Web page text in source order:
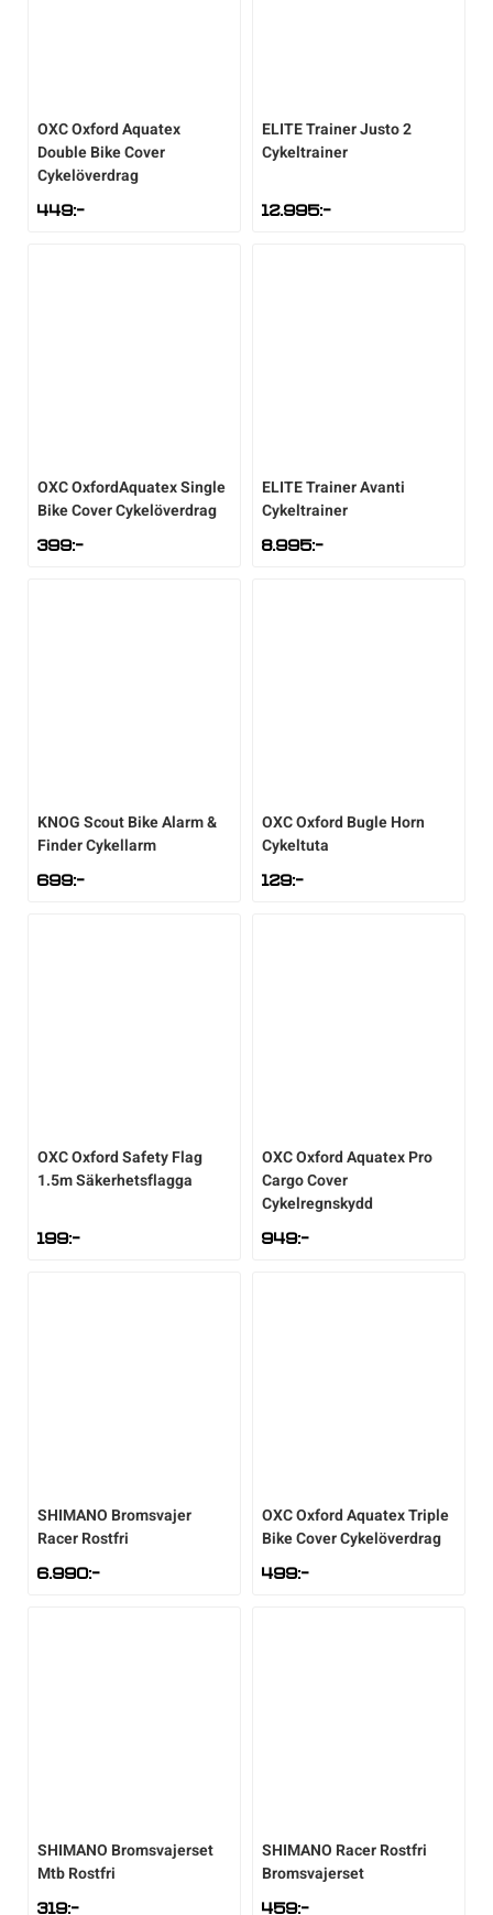
OXCOxford Aquatex
Double Bike Cover
Cykelöverdrag
449:-
ELITETrainer Justo 2
Cykeltrainer
12.995:-
OXCOxfordAquatex Single
Bike Cover Cykelöverdrag
399:-
ELITETrainer Avanti
Cykeltrainer
8.995:-
KNOGScout Bike Alarm &
Finder Cykellarm
699:-
OXCOxford Bugle Horn
Cykeltuta
129:-
OXCOxford Safety Flag
1.5m Säkerhetsflagga
199:-
OXCOxford Aquatex Pro
Cargo Cover
Cykelregnskydd
949:-
SHIMANO Bromsvajer
Racer Rostfri
6.990:-
OXCOxford Aquatex Triple
Bike Cover Cykelöverdrag
499:-
SHIMANO Bromsvajerset
Mtb Rostfri
319:-
SHIMANO Racer Rostfri
Bromsvajerset
459:-